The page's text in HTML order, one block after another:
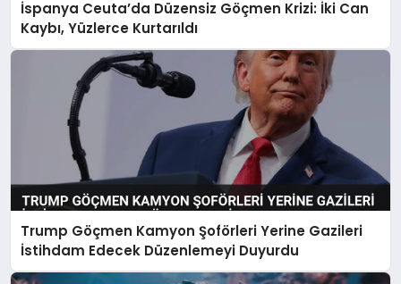
İspanya Ceuta’da Düzensiz Göçmen Krizi: İki Can
Kaybı, Yüzlerce Kurtarıldı
Trump Göçmen Kamyon Şoförleri Yerine Gazileri
İstihdam Edecek Düzenlemeyi Duyurdu